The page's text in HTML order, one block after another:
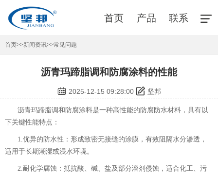
首页 产品 联系
首页>>新闻资讯>>常见问题
沥青玛蹄脂调和防腐涂料的性能
2025-12-15 09:28:00 坚邦
沥青玛蹄脂调和防腐涂料是一种高性能的防腐防水材料，具有以
下关键性能特点：
1.优异的防水性：形成致密无接缝的涂膜，有效阻隔水分渗透，
适用于长期潮湿或浸水环境。
2.耐化学腐蚀：抵抗酸、碱、盐及部分溶剂侵蚀，适合化工、污